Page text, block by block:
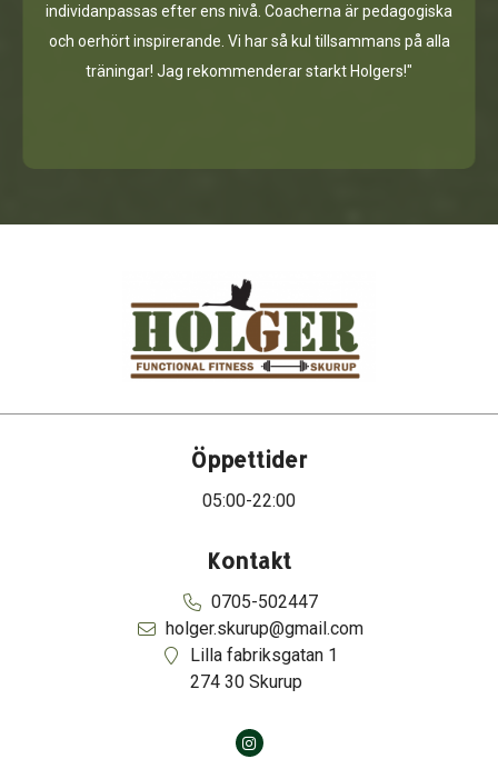
individanpassas efter ens nivå. Coacherna är pedagogiska
och oerhört inspirerande. Vi har så kul tillsammans på alla
träningar! Jag rekommenderar starkt Holgers!"
Öppettider
05:00-22:00
Kontakt
0705-502447
holger.skurup@gmail.com
Lilla fabriksgatan 1
274 30 Skurup
Open Instagram